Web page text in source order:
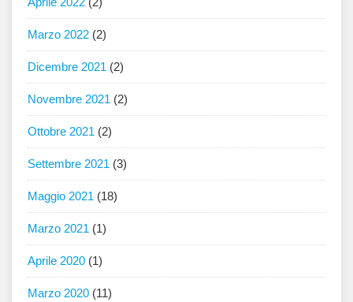
Marzo 2022 (2)
Dicembre 2021 (2)
Novembre 2021 (2)
Ottobre 2021 (2)
Settembre 2021 (3)
Maggio 2021 (18)
Marzo 2021 (1)
Aprile 2020 (1)
Marzo 2020 (11)